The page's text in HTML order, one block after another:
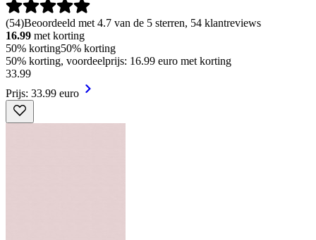
(54)Beoordeeld met 4.7 van de 5 sterren, 54 klantreviews
16.99 met korting
50% korting50% korting
50% korting, voordeelprijs: 16.99 euro met korting
33.99
Prijs: 33.99 euro